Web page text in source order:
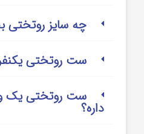
چه سایز روتختی
ست روتختی
ست روتختی یک و
داره؟